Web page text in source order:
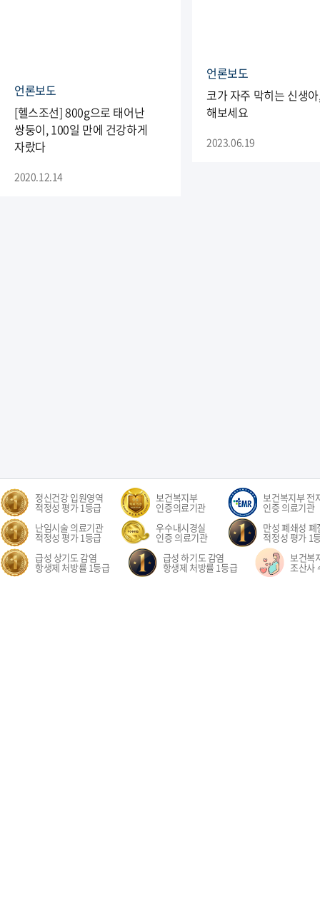
언론보도
코가 자주 막히는 신생
해보세요
2023.06.19
언론보도
[헬스조선] 800g으로 태어난
쌍둥이, 100일 만에 건강하게
자랐다
2020.12.14
정신건강 입원영역
적정성 평가 1등급
보건복지부
인증의료기관
보건복지부 전
인증 의료기관
난임시술 의료기관
적정성 평가 1등급
우수내시경실
인증 의료기관
만성 폐쇄성
적정성 평가 1
급성 상기도 감염
항생제 처방률 1등급
급성 하기도 감염
항생제 처방률 1등급
보건복
조산사